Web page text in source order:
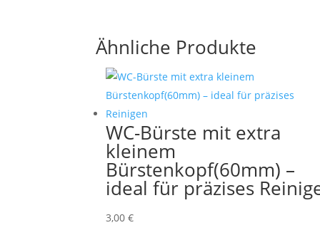
Ähnliche Produkte
WC-Bürste mit extra
kleinem
Bürstenkopf(60mm) –
ideal für präzises
3,00€